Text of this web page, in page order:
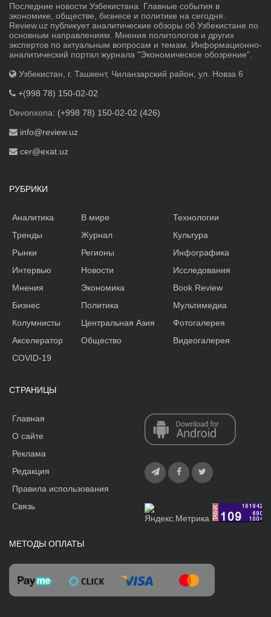
Последние новости Узбекистана. Главные события в
экономике, обществе, бизнесе и политике на сегодня.
Review.uz публикует аналитические обзоры об Узбекистане по
основным направлениям. Мнения политологов и других
экспертов по актуальным вопросам и темам. Информационно-
аналитический портал журнала "Экономическое обозрение".
Узбекистан, г. Ташкент, Чиланзарский район, ул. Новза 6
+(998 78) 150-02-02
Devonxona: (+998 78) 150-02-02 (426)
info@review.uz
cer@exat.uz
РУБРИКИ
Аналитика
Тренды
Рынки
Интервью
Мнения
Бизнес
Колумнисты
Акселератор
В мире
Журнал
Регионы
Новости
Экономика
Политика
Центральная Азия
Общество
Технологии
Культура
Инфографика
Исследования
Book Review
Мультимедиа
Фотогалерея
Видеогалерея
COVID-19
СТРАНИЦЫ
Главная
О сайте
Реклама
Редакция
Правила использования
Связь
МЕТОДЫ ОПЛАТЫ